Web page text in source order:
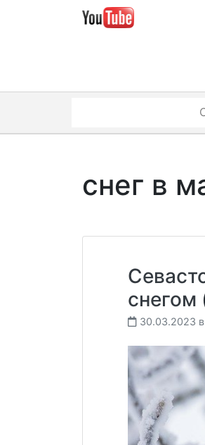
снег в
снегом
30.03.2023